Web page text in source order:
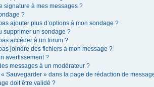
signature à mes messages ?
?
ajouter plus d’options à mon sondage ?
supprimer un sondage ?
accéder à un forum ?
joindre des fichiers à mon message ?
avertissement ?
messages à un modérateur ?
Sauvegarder » dans la page de rédaction de
doit être validé ?